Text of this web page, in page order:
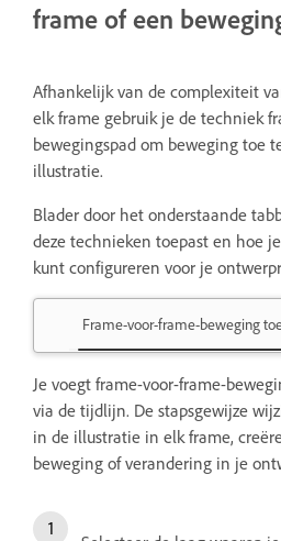
frame of een
Afhankelijk van de complexiteit
elk frame gebruik je de techniek
bewegingspad om beweging toe
illustratie.
Blader door het onderstaande
deze technieken toepast en hoe
kunt configureren voor je
Frame-voor-frame-beweging
Je voegt frame-voor-frame-
via de tijdlijn. De stapsgewijze
in de illustratie in elk frame,
beweging of verandering in je